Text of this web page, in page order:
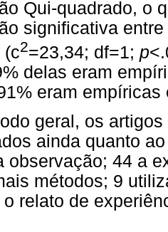
Qui-quadrado, o
significativa
(c2=23,34; df=1; p
delas eram
eram empíricas
geral, os
ainda quanto
observação; 44 a
métodos; 9
relato de